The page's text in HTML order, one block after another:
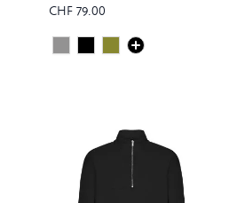
CHF 79.00
Colour
Heather Grey
Deep Black
Dusty Olive